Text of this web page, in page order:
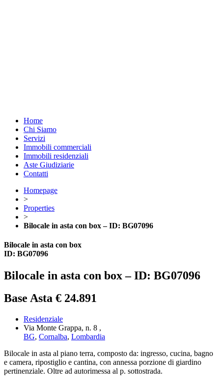
Home
Chi Siamo
Servizi
Immobili commerciali
Immobili residenziali
Aste Giudiziarie
Contatti
Homepage
>
Properties
>
Bilocale in asta con box – ID: BG07096
Bilocale in asta con box
ID: BG07096
Bilocale in asta con box – ID: BG07096
Base Asta € 24.891
Residenziale
Via Monte Grappa, n. 8 ,
BG, Cornalba, Lombardia
Bilocale in asta al piano terra, composto da: ingresso, cucina, bagno
e camera, ripostiglio e cantina, con annessa porzione di giardino
pertinenziale. Oltre ad autorimessa al p. sottostrada.